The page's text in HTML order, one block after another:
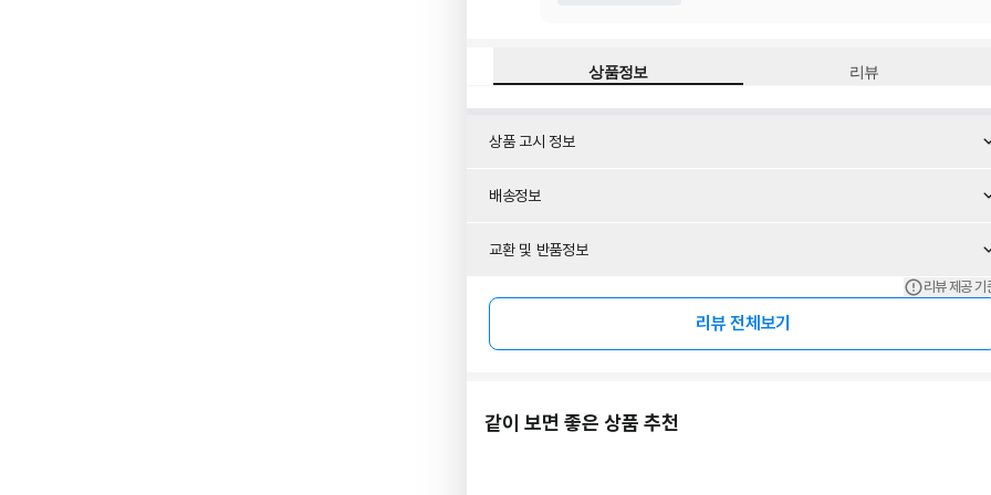
상품정보 리뷰
상품 고시 정보
배송정보
교환 및 반품정보
리뷰 제공 기
리뷰 전체보기
같이 보면 좋은 상품 추천